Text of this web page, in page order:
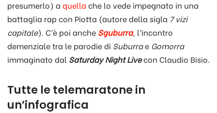
presumerlo) a quella che lo vede impegnato in una
battaglia rap con Piotta (autore della sigla 7 vizi
capitale). C’è poi anche Sguburra, l’incontro
demenziale tra le parodie di Suburrae Gomorra
immaginato dal Saturday Night Livecon Claudio Bisio.
Tutte le telemaratone in
un’infografica